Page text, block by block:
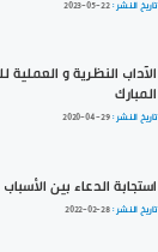
تاريخ النشر :2023-05-22
الآداب النظرية و
المبارك
تاريخ النشر :2020-04-29
استجابة الدعاء بين
تاريخ النشر :2022-02-28